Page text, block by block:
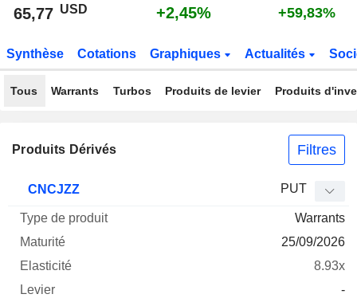
65,77 USD +2,45% +59,83%
Synthèse Cotations Graphiques Actualités
Tous Warrants Turbos Produits de levier Produits
Produits Dérivés Filtres
Mnemo Type produit
Parité
CNCJZZ PUT
Warrants
25/09/2026
8.93x
-